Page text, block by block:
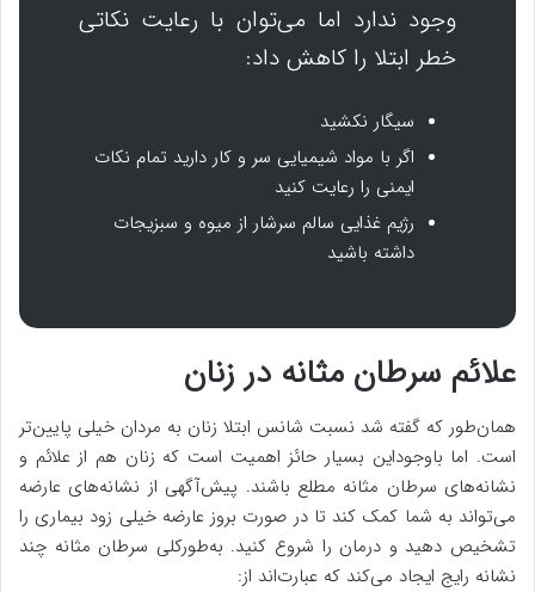
وجود ندارد اما می‌توان با رعایت نکاتی
خطر ابتلا را کاهش داد:
سیگار نکشید
اگر با مواد شیمیایی سر و کار دارید تمام نکات
ایمنی را رعایت کنید
رژیم غذایی سالم سرشار از میوه و سبزیجات
داشته باشید
علائم سرطان مثانه در زنان
همان‌طور که گفته شد نسبت شانس ابتلا زنان به مردان خیلی پایین‌تر
است. اما باوجوداین بسیار حائز اهمیت است که زنان هم از علائم و
نشانه‌های سرطان مثانه مطلع باشند. پیش‌آگهی از نشانه‌های عارضه
می‌تواند به شما کمک کند تا در صورت بروز عارضه خیلی زود بیماری را
تشخیص دهید و درمان را شروع کنید. به‌طورکلی سرطان مثانه چند
نشانه رایج ایجاد می‌کند که عبارت‌اند از: